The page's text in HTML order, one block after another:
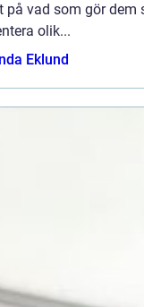
på vad som gör dem
olik...
Eklund